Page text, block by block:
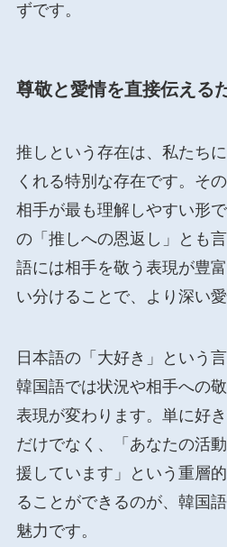
ずです。
尊敬と愛情を直接伝える
推しという存在は、私たち
くれる特別な存在です。そ
相手が最も理解しやすい形
の「推しへの恩返し」とも
語には相手を敬う表現が豊
い分けることで、より深い
日本語の「大好き」という
韓国語では状況や相手への
表現が変わります。単に好
だけでなく、「あなたの活
援しています」という重層
ることができるのが、韓国
魅力です。